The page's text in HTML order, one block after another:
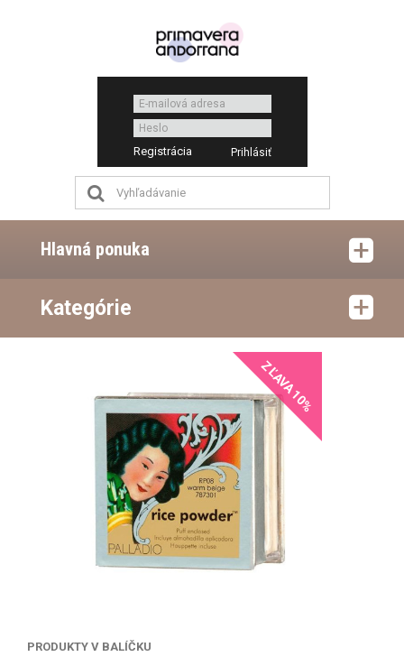
Registrácia
Hlavná ponuka
Kategórie
ZĽAVA 10%
PRODUKTY V BALÍČKU